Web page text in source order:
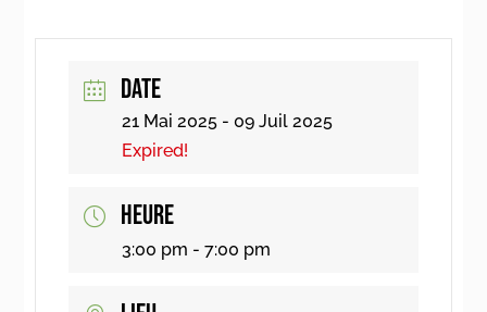
DATE
21 Mai 2025 - 09 Juil 2025
Expired!
HEURE
3:00 pm - 7:00 pm